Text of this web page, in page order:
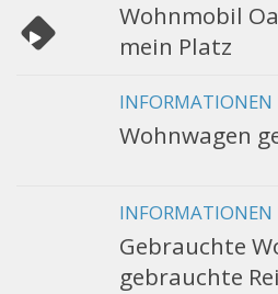
Wohnmobil
mein Platz
INFORMATIONEN
Wohnwagen
INFORMATIONEN
Gebrauchte
gebrauchte